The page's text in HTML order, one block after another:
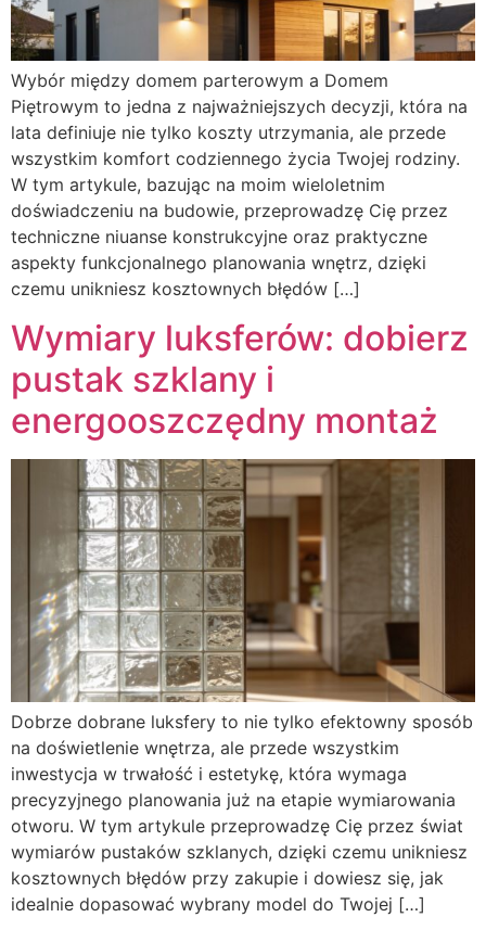
Wybór między domem parterowym a Domem
Piętrowym to jedna z najważniejszych decyzji, która na
lata definiuje nie tylko koszty utrzymania, ale przede
wszystkim komfort codziennego życia Twojej rodziny.
W tym artykule, bazując na moim wieloletnim
doświadczeniu na budowie, przeprowadzę Cię przez
techniczne niuanse konstrukcyjne oraz praktyczne
aspekty funkcjonalnego planowania wnętrz, dzięki
czemu unikniesz kosztownych błędów […]
Wymiary luksferów: dobierz
pustak szklany i
energooszczędny montaż
Dobrze dobrane luksfery to nie tylko efektowny sposób
na doświetlenie wnętrza, ale przede wszystkim
inwestycja w trwałość i estetykę, która wymaga
precyzyjnego planowania już na etapie wymiarowania
otworu. W tym artykule przeprowadzę Cię przez świat
wymiarów pustaków szklanych, dzięki czemu unikniesz
kosztownych błędów przy zakupie i dowiesz się, jak
idealnie dopasować wybrany model do Twojej […]